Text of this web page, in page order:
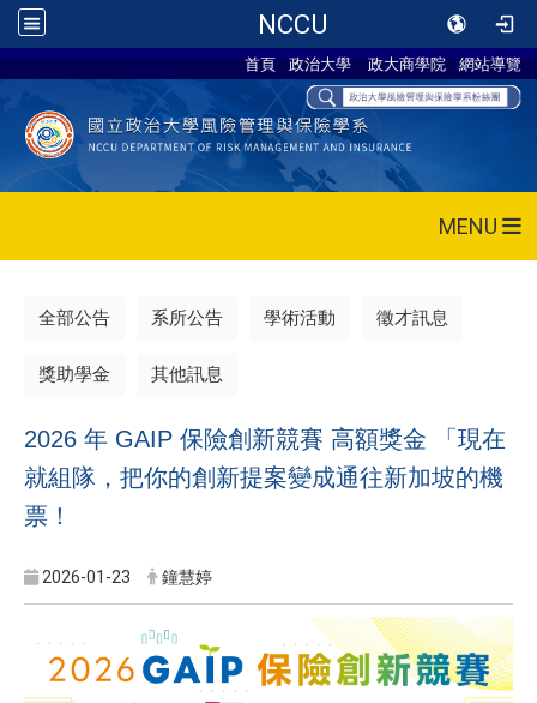
NCCU
首頁 政治大學 政大商學院 網站導覽
MENU
全部公告 系所公告 學術活動 徵才訊息
獎助學金 其他訊息
2026 年 GAIP 保險創新競賽 高額獎金
「現在
就組隊，把你的創新提案變成通往新加坡的機
票！
2026-01-23 鐘慧婷